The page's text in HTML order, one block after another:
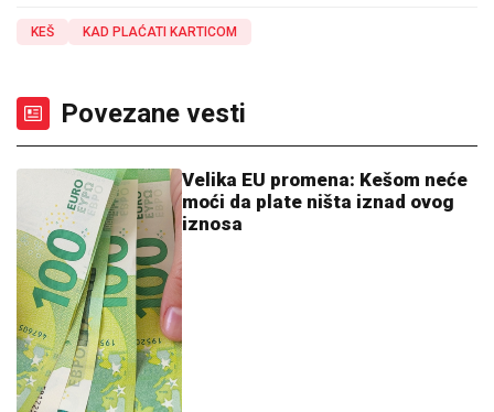
KEŠ KAD PLAĆATI KARTICOM
Povezane vesti
Velika EU promena: Kešom neće
moći da plate ništa iznad ovog
iznosa